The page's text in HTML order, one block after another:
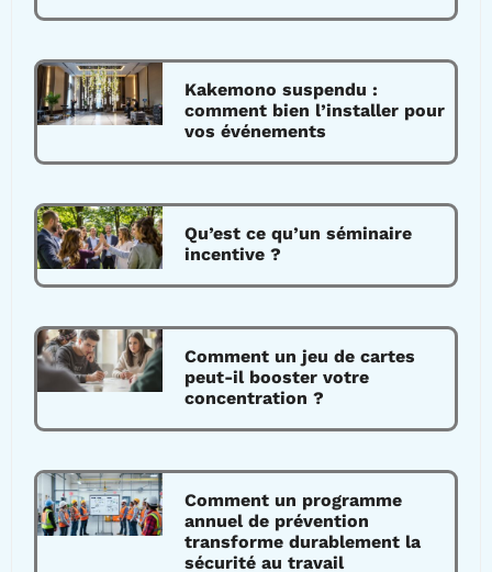
Kakemono suspendu :
comment bien l’installer pour
vos événements
Qu’est ce qu’un séminaire
incentive ?
Comment un jeu de cartes
peut-il booster votre
concentration ?
Comment un programme
annuel de prévention
transforme durablement la
sécurité au travail